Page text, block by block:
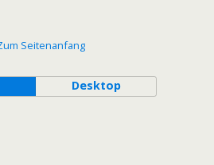
Seitenanfang
Desktop